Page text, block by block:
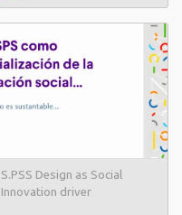
S.PSS Design as Social
Innovation driver